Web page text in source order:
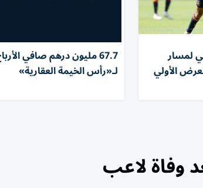
لمسار
الأولي
67.7 مليون درهم صافي
لـ«رأس الخيمة العقارية»
وفاة لاعب